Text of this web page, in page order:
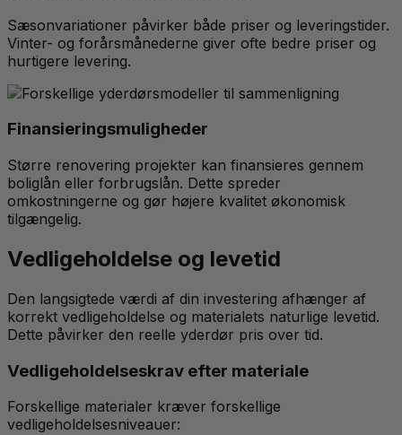
Sæsonvariationer påvirker både priser og leveringstider.
Vinter- og forårsmånederne giver ofte bedre priser og
hurtigere levering.
Finansieringsmuligheder
Større renovering projekter kan finansieres gennem
boliglån eller forbrugslån. Dette spreder
omkostningerne og gør højere kvalitet økonomisk
tilgængelig.
Vedligeholdelse og levetid
Den langsigtede værdi af din investering afhænger af
korrekt vedligeholdelse og materialets naturlige levetid.
Dette påvirker den reelle yderdør pris over tid.
Vedligeholdelseskrav efter materiale
Forskellige materialer kræver forskellige
vedligeholdelsesniveauer: